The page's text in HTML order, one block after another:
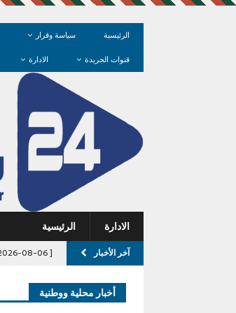
الرئيسية سياسة وقرار
قنوات الجريدة
الادارة
الادارة الرئيسية
آخر الأخبار [ 2026-08-06 ]
[ 2026-08-06 ]
أخبار محلية ووطنية